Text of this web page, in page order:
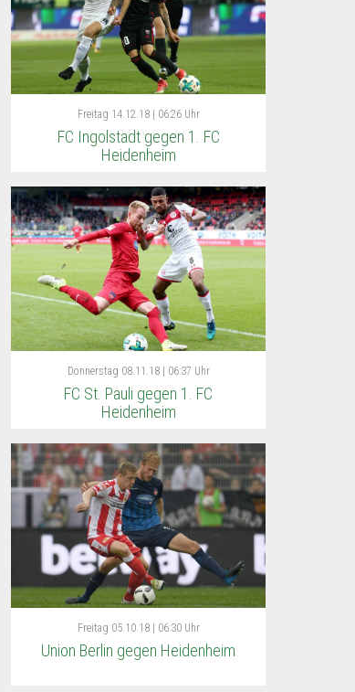
Freitag 14.12.18 | 06:26 Uhr
FC Ingolstadt gegen 1. FC
Heidenheim
Donnerstag 08.11.18 | 06:37 Uhr
FC St. Pauli gegen 1. FC
Heidenheim
Freitag 05.10.18 | 06:30 Uhr
Union Berlin gegen Heidenheim